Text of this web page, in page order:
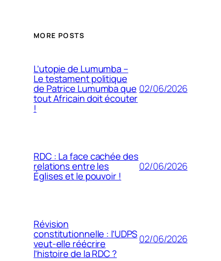
MORE POSTS
L’utopie de Lumumba –
Le testament politique
de Patrice Lumumba que
tout Africain doit écouter
!
02/06/2026
RDC : La face cachée des
relations entre les
Églises et le pouvoir !
02/06/2026
Révision
constitutionnelle : l’UDPS
veut-elle réécrire
l’histoire de la RDC ?
02/06/2026